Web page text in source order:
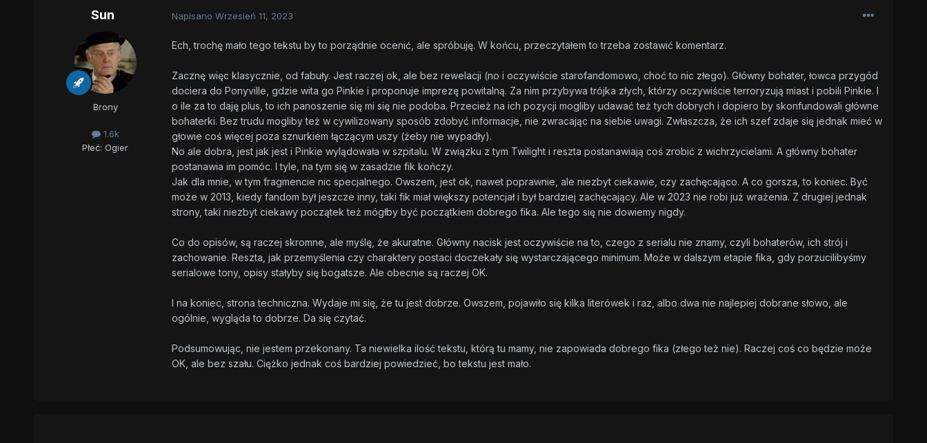
Sun
Brony
1.6k
Płeć: Ogier
Napisano Wrzesień 11, 2023
Ech, trochę mało tego tekstu by to porządnie ocenić, ale spróbuję. W końcu, przeczytałem to trzeba zostawić komentarz.
Zacznę więc klasycznie, od fabuły. Jest raczej ok, ale bez rewelacji (no i oczywiście starofandomowo, choć to nic złego). Główny bohater, łowca przygód
dociera do Ponyville, gdzie wita go Pinkie i proponuje imprezę powitalną. Za nim przybywa trójka złych, którzy oczywiście terroryzują miast i pobili Pinkie. I
o ile za to daję plus, to ich panoszenie się mi się nie podoba. Przecież na ich pozycji mogliby udawać też tych dobrych i dopiero by skonfundowali główne
bohaterki. Bez trudu mogliby też w cywilizowany sposób zdobyć informacje, nie zwracając na siebie uwagi. Zwłaszcza, że ich szef zdaje się jednak mieć w
głowie coś więcej poza sznurkiem łączącym uszy (żeby nie wypadły).
No ale dobra, jest jak jest i Pinkie wylądowała w szpitalu. W związku z tym Twilight i reszta postanawiają coś zrobić z wichrzycielami. A główny bohater
postanawia im pomóc. I tyle, na tym się w zasadzie fik kończy.
Jak dla mnie, w tym fragmencie nic specjalnego. Owszem, jest ok, nawet poprawnie, ale niezbyt ciekawie, czy zachęcająco. A co gorsza, to koniec. Być
może w 2013, kiedy fandom był jeszcze inny, taki fik miał większy potencjał i był bardziej zachęcający. Ale w 2023 nie robi już wrażenia. Z drugiej jednak
strony, taki niezbyt ciekawy początek też mógłby być początkiem dobrego fika. Ale tego się nie dowiemy nigdy.
Co do opisów, są raczej skromne, ale myślę, że akuratne. Główny nacisk jest oczywiście na to, czego z serialu nie znamy, czyli bohaterów, ich strój i
zachowanie. Reszta, jak przemyślenia czy charaktery postaci doczekały się wystarczającego minimum. Może w dalszym etapie fika, gdy porzucilibyśmy
serialowe tony, opisy stałyby się bogatsze. Ale obecnie są raczej OK.
I na koniec, strona techniczna. Wydaje mi się, że tu jest dobrze. Owszem, pojawiło się kilka literówek i raz, albo dwa nie najlepiej dobrane słowo, ale
ogólnie, wygląda to dobrze. Da się czytać.
Podsumowując, nie jestem przekonany. Ta niewielka ilość tekstu, którą tu mamy, nie zapowiada dobrego fika (złego też nie). Raczej coś co będzie może
OK, ale bez szału. Ciężko jednak coś bardziej powiedzieć, bo tekstu jest mało.